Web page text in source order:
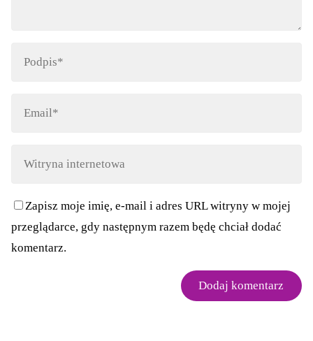
Zapisz moje imię, e-mail i adres URL witryny w mojej
przeglądarce, gdy następnym razem będę chciał dodać
komentarz.